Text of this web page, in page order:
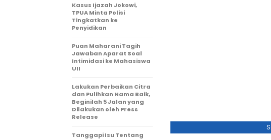
Kasus Ijazah Jokowi,
TPUA Minta Polisi
Tingkatkan ke
Penyidikan
Puan Maharani Tagih
Jawaban Aparat Soal
Intimidasi ke Mahasiswa
UII
Lakukan Perbaikan Citra
dan Pulihkan Nama Baik,
Beginilah 5 Jalan yang
Dilakukan oleh Press
Release
Tanggapi Isu Tentang